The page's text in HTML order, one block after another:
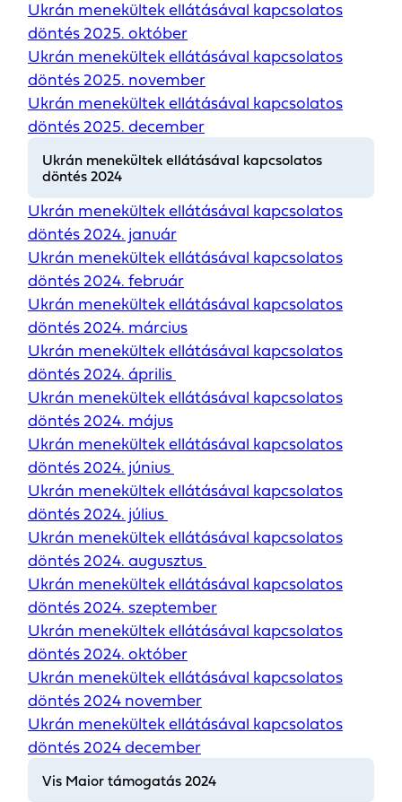
Ukrán menekültek ellátásával kapcsolatos
döntés 2025. október
Ukrán menekültek ellátásával kapcsolatos
döntés 2025. november
Ukrán menekültek ellátásával kapcsolatos
döntés 2025. december
Ukrán menekültek ellátásával kapcsolatos
döntés 2024
Ukrán menekültek ellátásával kapcsolatos
döntés 2024. január
Ukrán menekültek ellátásával kapcsolatos
döntés 2024. február
Ukrán menekültek ellátásával kapcsolatos
döntés 2024. március
Ukrán menekültek ellátásával kapcsolatos
döntés 2024. április
Ukrán menekültek ellátásával kapcsolatos
döntés 2024. május
Ukrán menekültek ellátásával kapcsolatos
döntés 2024. június
Ukrán menekültek ellátásával kapcsolatos
döntés 2024. július
Ukrán menekültek ellátásával kapcsolatos
döntés 2024. augusztus
Ukrán menekültek ellátásával kapcsolatos
döntés 2024. szeptember
Ukrán menekültek ellátásával kapcsolatos
döntés 2024. október
Ukrán menekültek ellátásával kapcsolatos
döntés 2024 november
Ukrán menekültek ellátásával kapcsolatos
döntés 2024 december
Vis Maior támogatás 2024